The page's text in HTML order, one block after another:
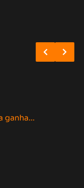
Espetáculo “Ficções”, com Vera Holtz e escrito por Rodrigo Portella, retorna a Curitiba após grande sucesso pelo Brasil